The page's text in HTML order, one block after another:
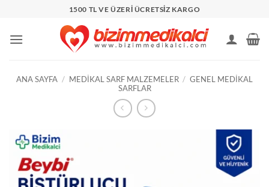
1500 TL VE ÜZERİ ÜCRETSİZ KARGO
ANA SAYFA / MEDIKAL SARF MALZEMELER / GENEL MEDIKAL
SARFLAR